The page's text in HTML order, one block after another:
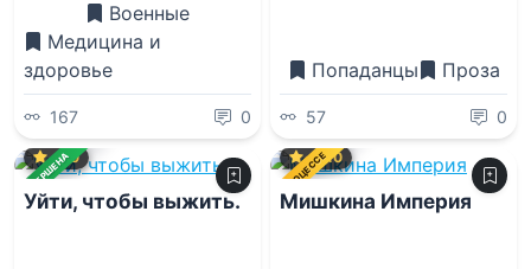
Военные
Медицина и
здоровье
167 0
Попаданцы Проза
57 0
ЗАВЕРШЕНА
0.0
Уйти, чтобы выжить.
В ПРОЦЕССЕ10.0
Мишкина Империя